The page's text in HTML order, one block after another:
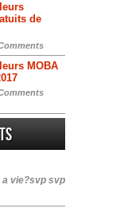
de
MOBA
a vie?svp svp